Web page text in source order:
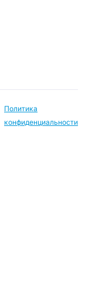
Политика
конфиденциальности